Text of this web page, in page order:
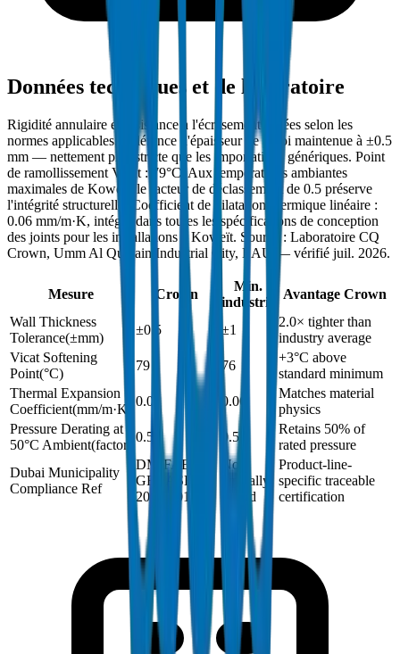
Données techniques et de laboratoire
Rigidité annulaire et résistance à l'écrasement testées selon les
normes applicables. Tolérance d'épaisseur de paroi maintenue à ±0.5
mm — nettement plus stricte que les importations génériques. Point
de ramollissement Vicat : 79°C. Aux températures ambiantes
maximales de Koweït, le facteur de déclassement de 0.5 préserve
l'intégrité structurelle. Coefficient de dilatation thermique linéaire :
0.06 mm/m·K, intégré dans toutes les spécifications de conception
des joints pour les installations à Koweït. Source : Laboratoire CQ
Crown, Umm Al Quwain Industrial City, EAU — vérifié juil. 2026.
Mesure Crown
Min.
industrie
Avantage Crown
Wall Thickness
Tolerance(±mm)
±0.5 ±1
2.0× tighter than
industry average
Vicat Softening
Point(°C)
79 76
+3°C above
standard minimum
Thermal Expansion
Coefficient(mm/m·K
0.06 0.06
Matches material
physics
Pressure Derating at
50°C Ambient(factor
0.5 0.5
Retains 50% of
rated pressure
Dubai Municipality
Compliance Ref
DM-FAB-
GREASE-
2024-001
Not
typically
issued
Product-line-
specific traceable
certification